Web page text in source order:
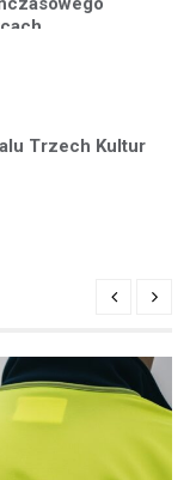
Trzech Kultur